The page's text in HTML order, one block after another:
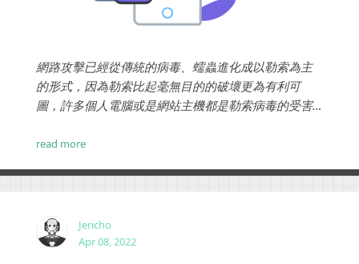
網路攻擊已經從傳統的病毒、蠕蟲進化成以勒索為主
的形式，因為勒索比起毫無目的的破壞更為有利可
圖，許多個人電腦或是網站主機都是勒索病毒的受害
呢？...
read more
Jericho
Apr 08, 2022